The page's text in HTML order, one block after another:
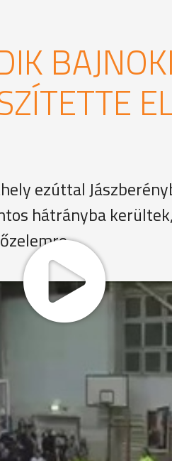
BAJNOKI
ezúttal
hátrányba
formában lévő csapat
zsinórban négy
A találkozót Ivosev kosara
negyed folytatásában
31:11-es eredménye
a padlóról a vasi
dudaszó pillanatában 18
Ivosev és Zagorac
eladott labda elég volt